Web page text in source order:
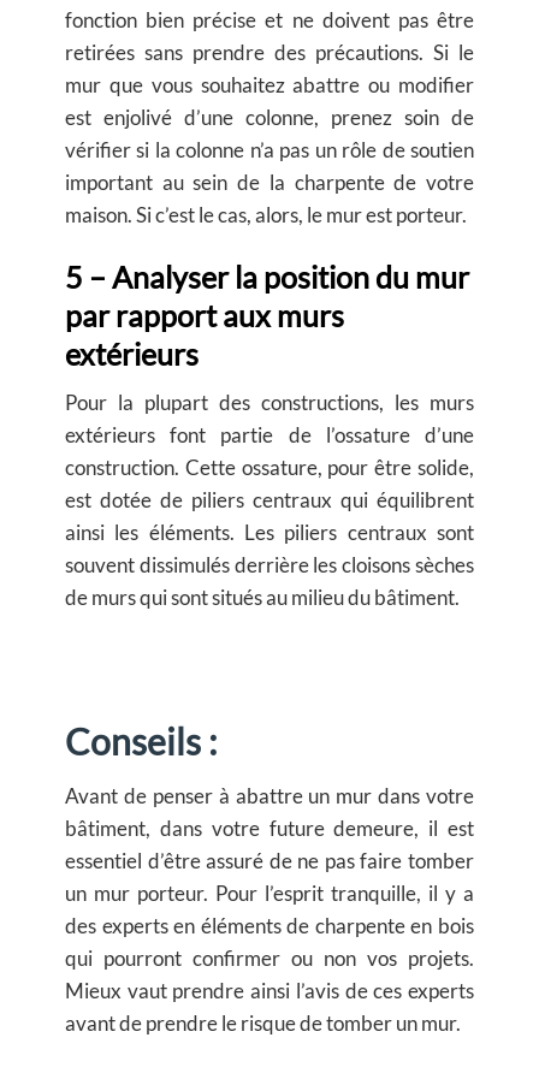
fonction bien précise et ne doivent pas être
retirées sans prendre des précautions. Si le
mur que vous souhaitez abattre ou modifier
est enjolivé d’une colonne, prenez soin de
vérifier si la colonne n’a pas un rôle de soutien
important au sein de la charpente de votre
maison. Si c’est le cas, alors, le mur est porteur.
5 – Analyser la position du mur
par rapport aux murs
extérieurs
Pour la plupart des constructions, les murs
extérieurs font partie de l’ossature d’une
construction. Cette ossature, pour être solide,
est dotée de piliers centraux qui équilibrent
ainsi les éléments. Les piliers centraux sont
souvent dissimulés derrière les cloisons sèches
de murs qui sont situés au milieu du bâtiment.
Conseils :
Avant de penser à abattre un mur dans votre
bâtiment, dans votre future demeure, il est
essentiel d’être assuré de ne pas faire tomber
un mur porteur. Pour l’esprit tranquille, il y a
des experts en éléments de charpente en bois
qui pourront confirmer ou non vos projets.
Mieux vaut prendre ainsi l’avis de ces experts
avant de prendre le risque de tomber un mur.